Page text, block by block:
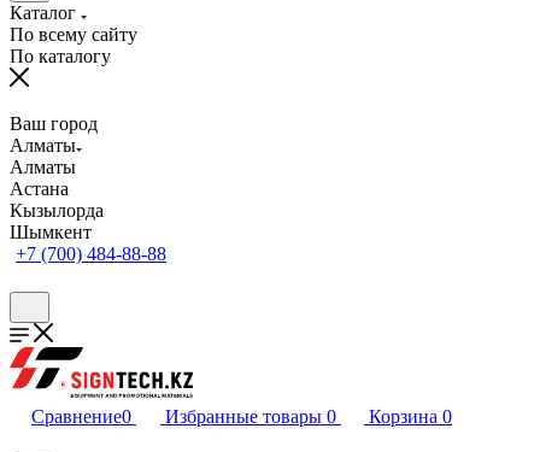
Каталог
По всему сайту
По каталогу
Ваш город
Алматы
Алматы
Астана
Кызылорда
Шымкент
+7 (700) 484-88-88
Сравнение0 Избранные товары 0 Корзина 0